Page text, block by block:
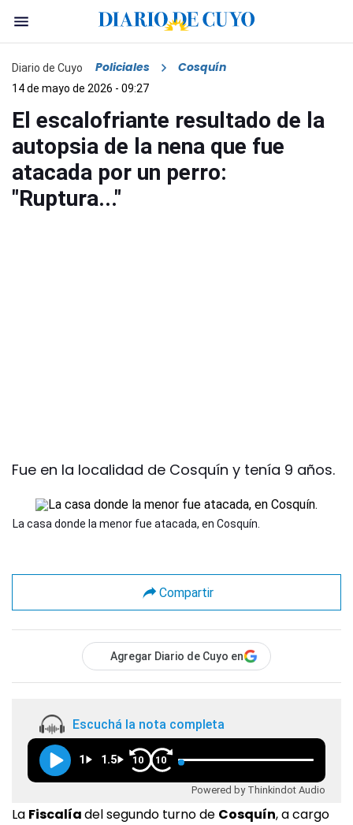
Diario de Cuyo Policiales Cosquín
14 de mayo de 2026 - 09:27
El escalofriante resultado de la
autopsia de la nena que fue
atacada por un perro:
"Ruptura..."
Fue en la localidad de Cosquín y tenía 9 años.
La casa donde la menor fue atacada, en Cosquín.
Compartir
Agregar Diario de Cuyo en
Escuchá la nota completa
1 1.5 10 10
Powered by Thinkindot Audio
La Fiscalíadel segundo turno de Cosquín, a cargo